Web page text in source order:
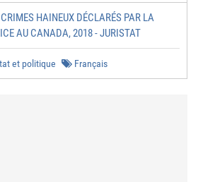
HAINEUX DÉCLARÉS PAR LA
AU CANADA, 2018 - JURISTAT
et politique Français